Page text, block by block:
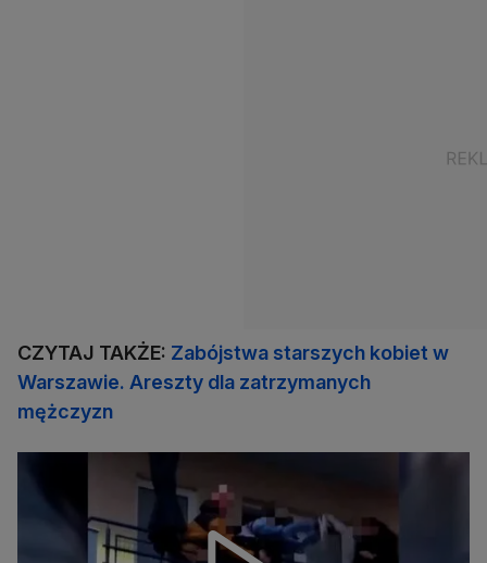
CZYTAJ TAKŻE: Zabójstwa starszych kobiet w
Warszawie. Areszty dla zatrzymanych
mężczyzn